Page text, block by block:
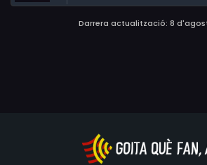
Kayleigh Rayne, Hynden Walch
Darrera actualització: 8